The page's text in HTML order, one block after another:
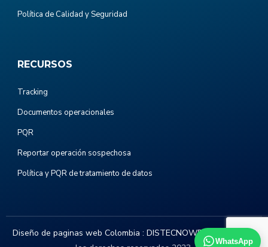
Política de Calidad y Seguridad
RECURSOS
Tracking
Documentos operacionales
PQR
Reportar operación sospechosa
Política y PQR de tratamiento de datos
Diseño de paginas web Colombia : DISTECNOWEB.COM
. Todos
WhatsApp